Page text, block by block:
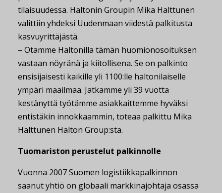
tilaisuudessa. Haltonin Groupin Mika Halttunen
valittiin yhdeksi Uudenmaan viidestä palkitusta
kasvuyrittäjästä.
– Otamme Haltonilla tämän huomionosoituksen
vastaan nöyränä ja kiitollisena. Se on palkinto
ensisijaisesti kaikille yli 1100:lle haltonilaiselle
ympäri maailmaa. Jatkamme yli 39 vuotta
kestänyttä työtämme asiakkaittemme hyväksi
entistäkin innokkaammin, toteaa palkittu Mika
Halttunen Halton Group:sta.
Tuomariston perustelut palkinnolle
Vuonna 2007 Suomen logistiikkapalkinnon
saanut yhtiö on globaali markkinajohtaja osassa